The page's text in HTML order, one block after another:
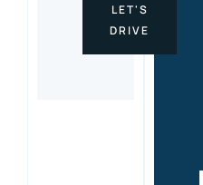
LET'S
DRIVE